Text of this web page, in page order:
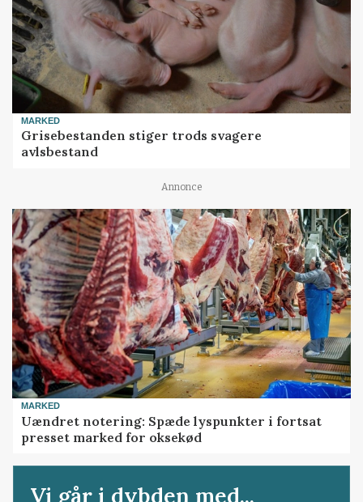
MARKED
Grisebestanden stiger trods svagere
avlsbestand
Annonce
MARKED
Uændret notering: Spæde lyspunkter i fortsat
presset marked for oksekød
Vi går i dybden med...